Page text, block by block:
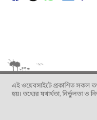
এই ওয়েবসাইটে প্রকাশিত সকল
হয়। তথ্যের যথার্থতা, নির্ভুলতা ও